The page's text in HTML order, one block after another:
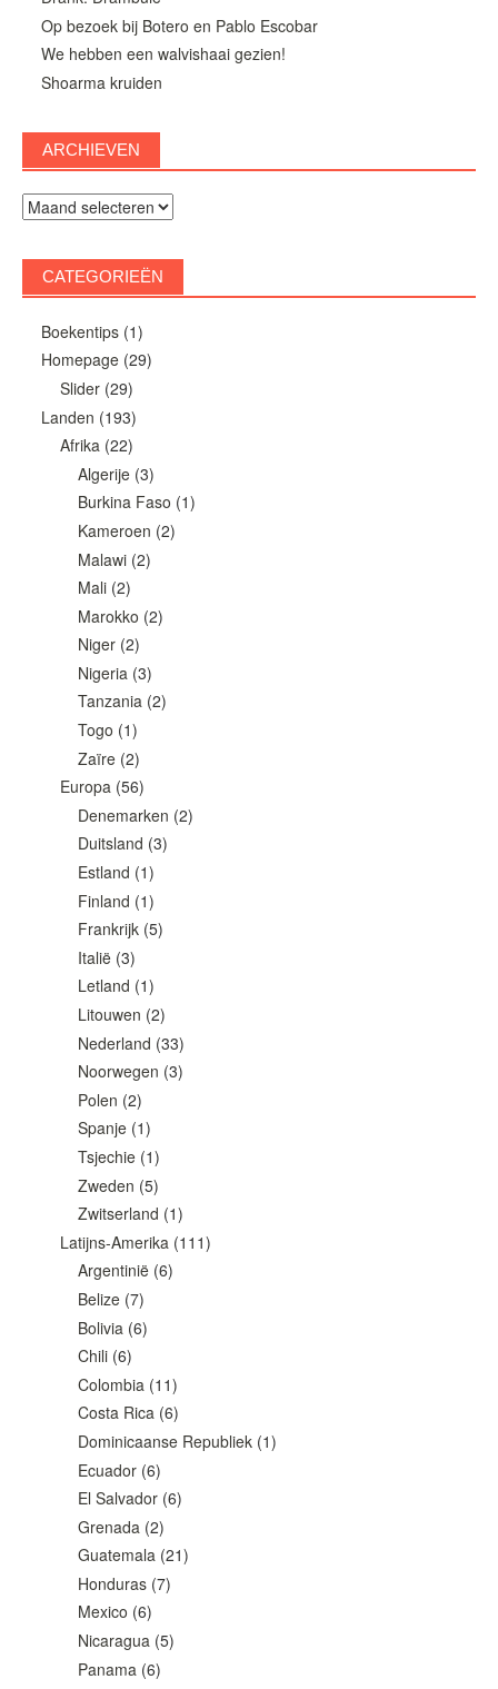
Op bezoek bij Botero en Pablo Escobar
We hebben een walvishaai gezien!
Shoarma kruiden
ARCHIEVEN
Archieven
CATEGORIEËN
Boekentips(1)
Homepage(29)
Slider(29)
Landen (193)
Afrika(22)
Algerije (3)
Burkina Faso (1)
Kameroen (2)
Malawi (2)
Mali (2)
Marokko (2)
Niger (2)
Nigeria (3)
Tanzania (2)
Togo (1)
Zaïre (2)
Europa(56)
Denemarken (2)
Duitsland (3)
Estland (1)
Finland (1)
Frankrijk (5)
Italië (3)
Letland (1)
Litouwen (2)
Nederland (33)
Noorwegen (3)
Polen (2)
Spanje (1)
Tsjechie (1)
Zweden (5)
Zwitserland (1)
Latijns-Amerika (111)
Argentinië (6)
Belize (7)
Bolivia (6)
Chili (6)
Colombia (11)
Costa Rica (6)
Dominicaanse Republiek (1)
Ecuador (6)
El Salvador (6)
Grenada (2)
Guatemala (21)
Honduras (7)
Mexico (6)
Nicaragua (5)
Panama (6)